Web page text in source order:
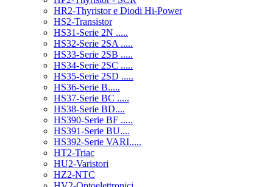
HR2-Thyristor e Diodi Hi-Power
HS2-Transistor
HS31-Serie 2N .....
HS32-Serie 2SA .....
HS33-Serie 2SB .....
HS34-Serie 2SC .....
HS35-Serie 2SD .....
HS36-Serie B.....
HS37-Serie BC .....
HS38-Serie BD....
HS390-Serie BF .....
HS391-Serie BU....
HS392-Serie VARI.....
HT2-Triac
HU2-Varistori
HZ2-NTC